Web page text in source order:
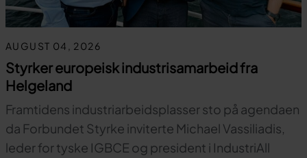
AUGUST 04, 2026
Styrker europeisk industrisamarbeid fra
Helgeland
Framtidens industriarbeidsplasser sto på agendaen
da Forbundet Styrke inviterte Michael Vassiliadis,
leder for tyske IGBCE og president i IndustriAll